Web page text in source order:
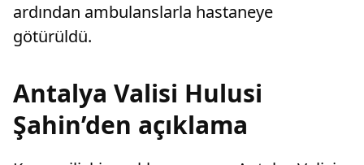
ardından ambulanslarla hastaneye
götürüldü.
Antalya Valisi Hulusi
Şahin’den açıklama